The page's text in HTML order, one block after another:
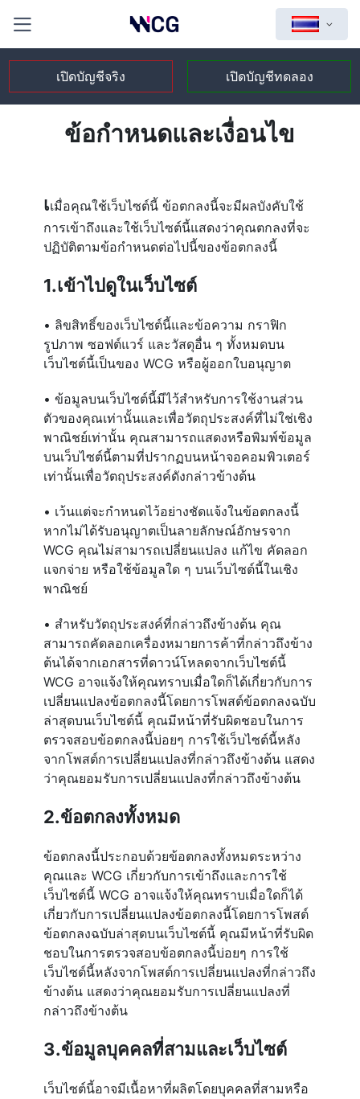
เปิดบัญชีจริง เปิดบัญชีทดลอง
ข้อกำหนดและเงื่อนไข
เเมื่อคุณใช้เว็บไซต์นี้ ข้อตกลงนี้จะมีผลบังคับใช้
การเข้าถึงและใช้เว็บไซต์นี้แสดงว่าคุณตกลงที่จะ
ปฏิบัติตามข้อกำหนดต่อไปนี้ของข้อตกลงนี้
1.เข้าไปดูในเว็บไซต์
• ลิขสิทธิ์ของเว็บไซต์นี้และข้อความ กราฟิก
รูปภาพ ซอฟต์แวร์ และวัสดุอื่น ๆ ทั้งหมดบน
เว็บไซต์นี้เป็นของ WCG หรือผู้ออกใบอนุญาต
• ข้อมูลบนเว็บไซต์นี้มีไว้สำหรับการใช้งานส่วน
ตัวของคุณเท่านั้นและเพื่อวัตถุประสงค์ที่ไม่ใช่เชิง
พาณิชย์เท่านั้น คุณสามารถแสดงหรือพิมพ์ข้อมูล
บนเว็บไซต์นี้ตามที่ปรากฏบนหน้าจอคอมพิวเตอร์
เท่านั้นเพื่อวัตถุประสงค์ดังกล่าวข้างต้น
• เว้นแต่จะกำหนดไว้อย่างชัดแจ้งในข้อตกลงนี้
หากไม่ได้รับอนุญาตเป็นลายลักษณ์อักษรจาก
WCG คุณไม่สามารถเปลี่ยนแปลง แก้ไข คัดลอก
แจกจ่าย หรือใช้ข้อมูลใด ๆ บนเว็บไซต์นี้ในเชิง
พาณิชย์
• สำหรับวัตถุประสงค์ที่กล่าวถึงข้างต้น คุณ
สามารถคัดลอกเครื่องหมายการค้าที่กล่าวถึงข้าง
ต้นได้จากเอกสารที่ดาวน์โหลดจากเว็บไซต์นี้
WCG อาจแจ้งให้คุณทราบเมื่อใดก็ได้เกี่ยวกับการ
เปลี่ยนแปลงข้อตกลงนี้โดยการโพสต์ข้อตกลงฉบับ
ล่าสุดบนเว็บไซต์นี้ คุณมีหน้าที่รับผิดชอบในการ
ตรวจสอบข้อตกลงนี้บ่อยๆ การใช้เว็บไซต์นี้หลัง
จากโพสต์การเปลี่ยนแปลงที่กล่าวถึงข้างต้น แสดง
ว่าคุณยอมรับการเปลี่ยนแปลงที่กล่าวถึงข้างต้น
2.ข้อตกลงทั้งหมด
ข้อตกลงนี้ประกอบด้วยข้อตกลงทั้งหมดระหว่าง
คุณและ WCG เกี่ยวกับการเข้าถึงและการใช้
เว็บไซต์นี้ WCG อาจแจ้งให้คุณทราบเมื่อใดก็ได้
เกี่ยวกับการเปลี่ยนแปลงข้อตกลงนี้โดยการโพสต์
ข้อตกลงฉบับล่าสุดบนเว็บไซต์นี้ คุณมีหน้าที่รับผิด
ชอบในการตรวจสอบข้อตกลงนี้บ่อยๆ การใช้
เว็บไซต์นี้หลังจากโพสต์การเปลี่ยนแปลงที่กล่าวถึง
ข้างต้น แสดงว่าคุณยอมรับการเปลี่ยนแปลงที่
กล่าวถึงข้างต้น
3.ข้อมูลบุคคลที่สามและเว็บไซต์
เว็บไซต์นี้อาจมีเนื้อหาที่ผลิตโดยบุคคลที่สามหรือ